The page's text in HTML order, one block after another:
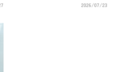
2026/07/23